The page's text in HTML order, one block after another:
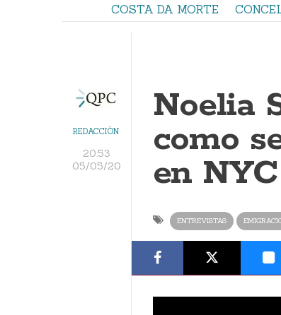
COSTA DA MORTE
REDACCIÓN
20:53
05/05/20
Noelia
como
en NYC
ENTREVISTAS